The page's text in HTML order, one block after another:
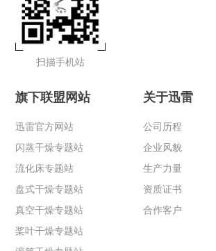
扫描手机站
旗下联盟网站
迅雷官方网站
闪蒸干燥专题站
流化床专题站
盘式干燥专题站
真空干燥专题站
桨叶干燥专题站
关于迅雷
公司历程
企业风貌
生产力量
资质证书
合作客户